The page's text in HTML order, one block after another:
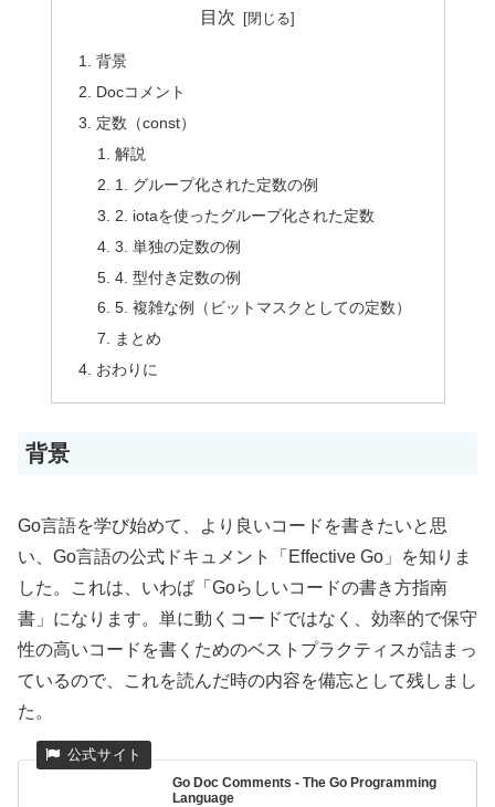
目次
背景
Docコメント
定数（const）
解説
1. グループ化された定数の例
2. iotaを使ったグループ化された定数
3. 単独の定数の例
4. 型付き定数の例
5. 複雑な例（ビットマスクとしての定数）
まとめ
おわりに
背景
Go言語を学び始めて、より良いコードを書きたいと思
い、Go言語の公式ドキュメント「Effective Go」を知りま
した。これは、いわば「Goらしいコードの書き方指南
書」になります。単に動くコードではなく、効率的で保守
性の高いコードを書くためのベストプラクティスが詰まっ
ているので、これを読んだ時の内容を備忘として残しまし
た。
Go Doc Comments - The Go Programming
Language